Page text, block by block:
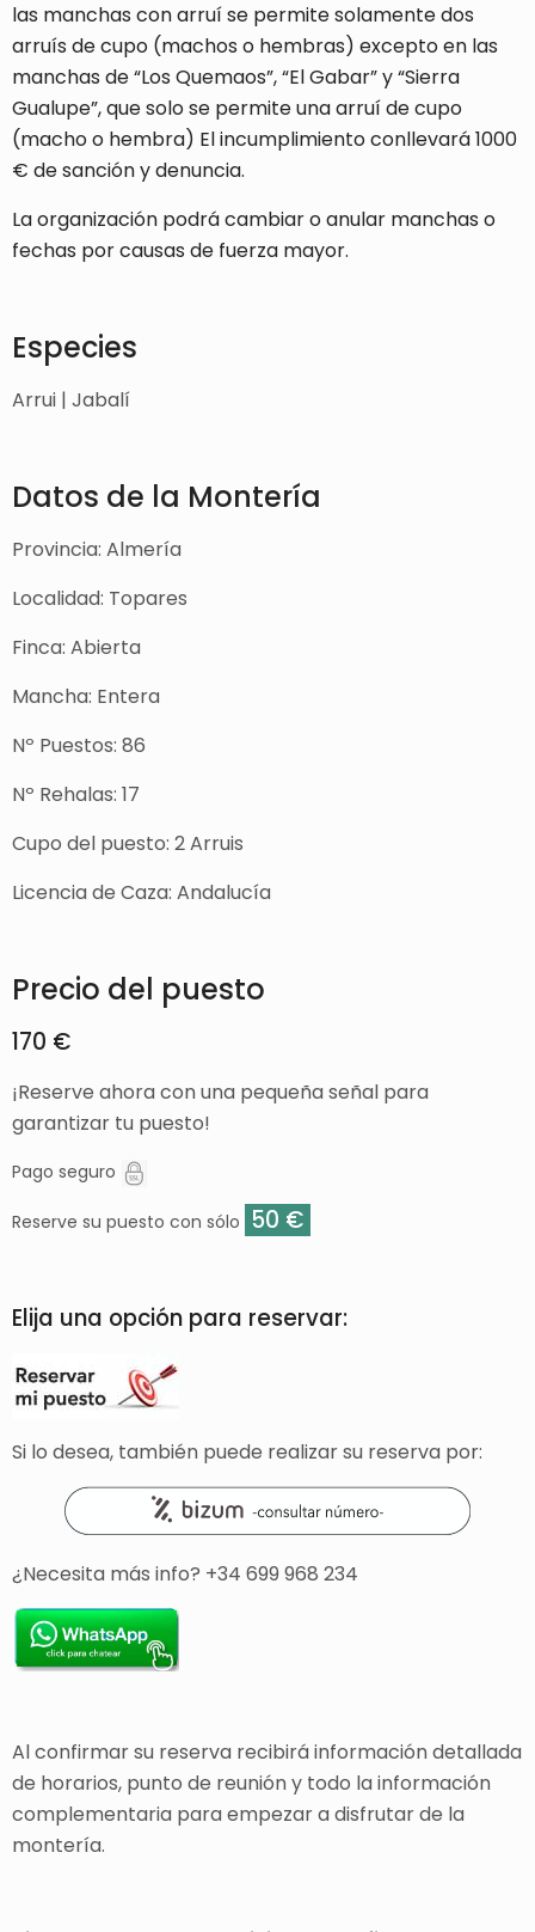
las manchas con arruí se permite solamente dos
arruís de cupo (machos o hembras) excepto en las
manchas de “Los Quemaos”, “El Gabar” y “Sierra
Gualupe”, que solo se permite una arruí de cupo
(macho o hembra) El incumplimiento conllevará 1000
€ de sanción y denuncia.
La organización podrá cambiar o anular manchas o
fechas por causas de fuerza mayor.
Especies
Arrui | Jabalí
Datos de la Montería
Provincia: Almería
Localidad: Topares
Finca: Abierta
Mancha: Entera
Nº Puestos: 86
Nº Rehalas: 17
Cupo del puesto: 2 Arruis
Licencia de Caza: Andalucía
Precio del puesto
170 €
¡Reserve ahora con una pequeña señal para
garantizar tu puesto!
Pago seguro
Reserve su puesto con sólo 50 €
Elija una opción para reservar:
Si lo desea, también puede realizar su reserva por:
¿Necesita más info? +34 699 968 234
Al confirmar su reserva recibirá información detallada
de horarios, punto de reunión y todo la información
complementaria para empezar a disfrutar de la
montería.